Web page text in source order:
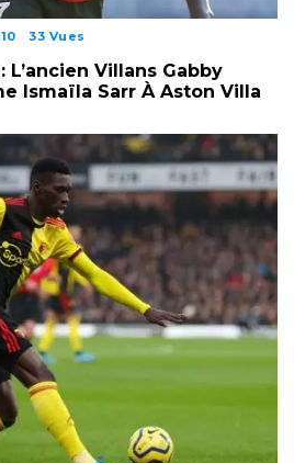
33 Vues
Villans Gabby
Ismaïla Sarr À Aston Villa